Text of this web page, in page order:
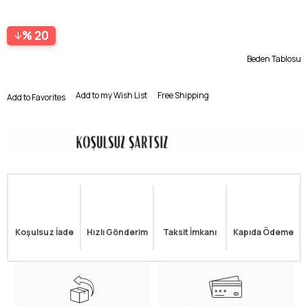
20
Beden Tablosu
Add to Favorites Add to my Wish List Free Shipping
Koşulsuz İade Hızlı Gönderim Taksit İmkanı Kapıda Ödeme